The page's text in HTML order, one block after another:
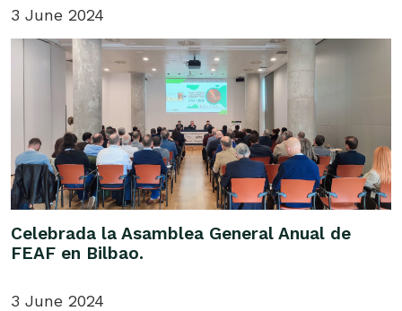
3 June 2024
Celebrada la Asamblea General Anual de
FEAF en Bilbao.
3 June 2024